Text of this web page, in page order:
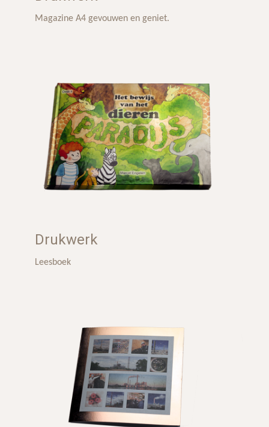
Magazine A4 gevouwen en geniet.
Drukwerk
Leesboek